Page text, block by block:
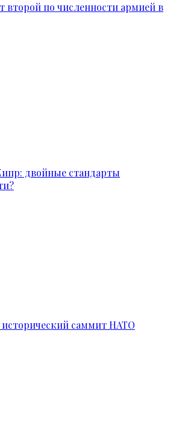
второй по численности армией в
двойные стандарты
саммит НАТО